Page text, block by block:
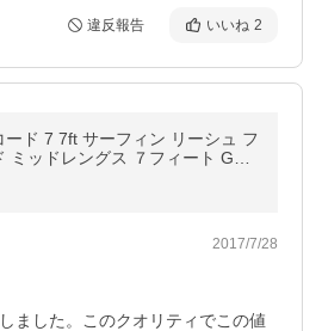
違反報告 いいね 2
ード 7 7ft サーフィン リーシュ フ
ミッドレングス ７フィート GLA
シー
2017/7/28
ました。このクオリティでこの値